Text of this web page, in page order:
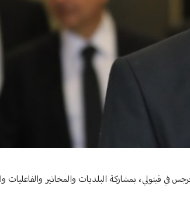
في قيتولي، بمشاركة البلديات والمخاتير والفاعليات